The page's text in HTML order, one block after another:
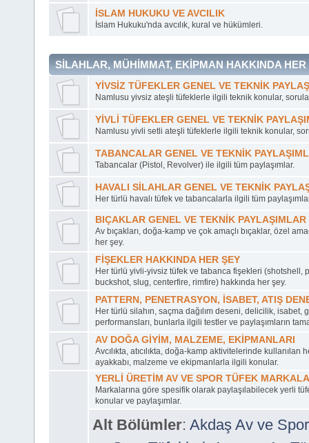
İSLAM HUKUKU VE AVCILIK
İslam Hukuku'nda avcılık, kural ve hükümleri.
SİLAHLAR, MÜHİMMAT, EKİPMAN HAKKINDA HER
YİVSİZ TÜFEKLER GENEL VE TEKNİK
Namlusu yivsiz ateşli tüfeklerle ilgili teknik konular,
YİVLİ TÜFEKLER GENEL VE TEKNİK
Namlusu yivli setli ateşli tüfeklerle ilgili teknik konular,
TABANCALAR GENEL VE TEKNİK
Tabancalar (Pistol, Revolver) ile ilgili tüm paylaşımlar.
HAVALI SİLAHLAR GENEL VE TEKNİK
Her türlü havalı tüfek ve tabancalarla ilgili tüm
BIÇAKLAR GENEL VE TEKNİK PAYLAŞIMLAR
Av bıçakları, doğa-kamp ve çok amaçlı bıçaklar, özel
her şey.
FİŞEKLER HAKKINDA HER ŞEY
Her türlü yivli-yivsiz tüfek ve tabanca fişekleri (shotshell,
buckshot, slug, centerfire, rimfire) hakkında her şey.
PATTERN, PENETRASYON, İSABET, ATIŞ
Her türlü silahın, saçma dağılım deseni, delicilik, isabet,
performansları, bunlarla ilgili testler ve paylaşımların
AV DOĞA GİYİM, MALZEME, EKİPMANLARI
Avcılıkta, atıcılıkta, doğa-kamp aktivitelerinde kullanılan
ayakkabı, malzeme ve ekipmanlarla ilgili konular.
YERLİ ÜRETİM AV VE SPOR TÜFEK
Markalarına göre spesifik olarak paylaşılabilecek yerli
konular ve paylaşımlar.
Alt Bölümler: Akdaş Av ve